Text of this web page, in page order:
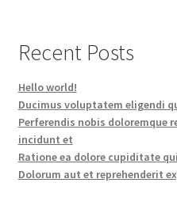
Recent Posts
Hello world!
Ducimus voluptatem eligendi
Perferendis nobis doloremque
incidunt et
Ratione ea dolore cupiditate
Dolorum aut et reprehenderit